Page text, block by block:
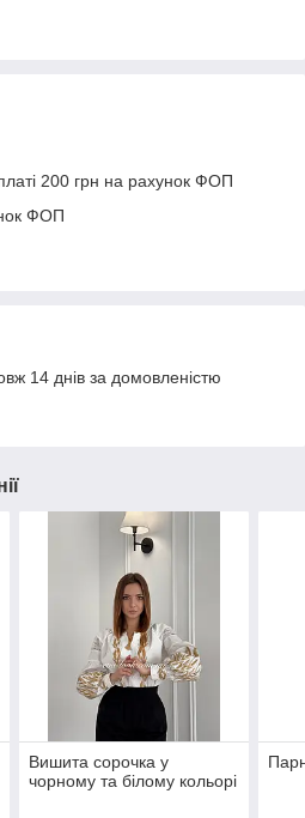
200 грн на рахунок ФОП
ФОП
14 днів за домовленістю
Вишита сорочка у
чорному та білому кольорі